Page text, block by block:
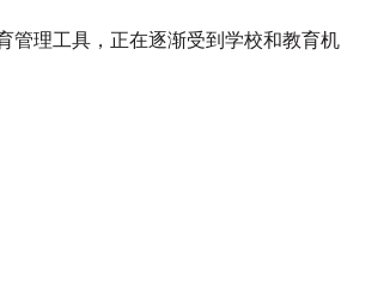
管理工具，正在逐渐受到学校和教育机